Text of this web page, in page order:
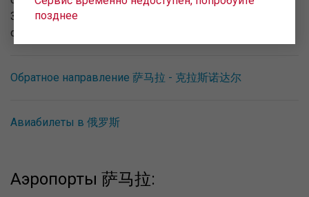
Заказать дополнительные услуги можно при
оформлении билета.
Обратное направление 萨马拉 - 克拉斯诺达尔
Авиабилеты в 俄罗斯
Аэропорты 萨马拉:
позднее